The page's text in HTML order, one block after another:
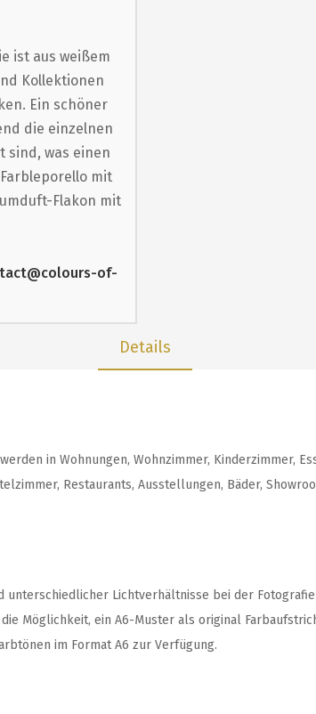
ist aus weißem
Kollektionen
Ein schöner
die einzelnen
sind, was einen
mit
Flakon mit
of-
Details
in Wohnungen, Wohnzimmer, Kinderzimmer,
Restaurants, Ausstellungen, Bäder,
Lichtverhältnisse bei der
Möglichkeit, ein A6-Muster als original
im Format A6 zur Verfügung.